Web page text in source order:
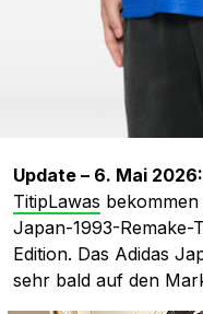
Update – 6. Mai 2026:
TitipLawas
Japan-1993-Remake-
Edition. Das Adidas
sehr bald auf den